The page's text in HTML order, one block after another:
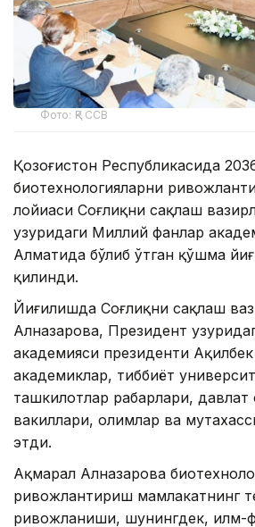
Фото: ҚР ССВ
Қозоғистон Республикасида
биотехнологияларни
лойиҳаси Соғлиқни сақлаш
ҳузуридаги Миллий фанлар
Алматида бўлиб ўтган қўшма
қилинди.
Йиғилишда Соғлиқни сақлаш
Алназарова, Президент
академияси президенти
академиклар, тиббиёт
ташкилотлар раҳбарлари, давлат
вакиллари, олимлар ва
этди.
Ақмарал Алназарова
ривожлантириш мамлакатнинг
ривожланиши, шунингдек, илм-